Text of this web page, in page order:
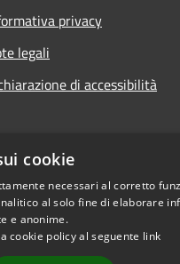
privacy
legali
di accessibilità
cookie
necessari al corretto
al solo fine di elaborare
e anonime.
cookie policy al seguente link